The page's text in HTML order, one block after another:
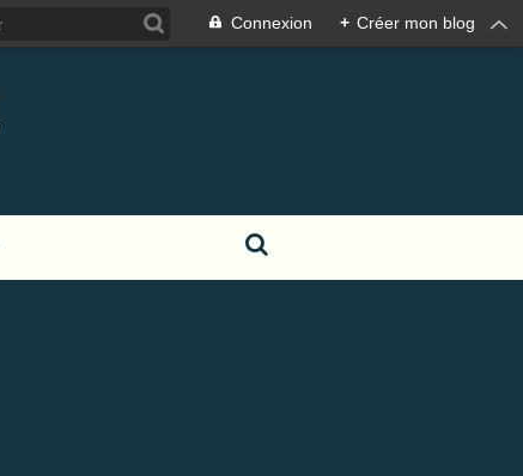
Connexion + Créer mon blog